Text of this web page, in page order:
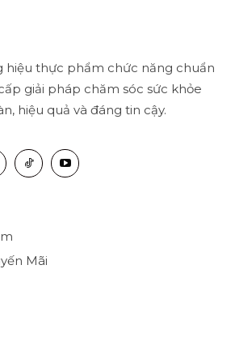
hiệu thực phẩm chức năng chuẩn
giải pháp chăm sóc sức khỏe
hiệu quả và đáng tin cậy.
Mãi